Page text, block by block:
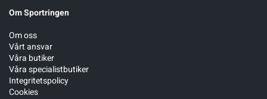
Om Sportringen
Om oss
Vårt ansvar
Våra butiker
Våra specialistbutiker
Integritetspolicy
Cookies